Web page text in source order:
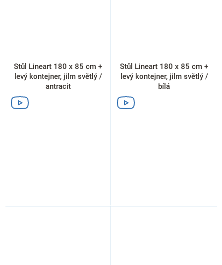
Stůl Lineart 180 x 85 cm +
levý kontejner, jilm světlý /
antracit
Stůl Lineart 180 x 85 cm +
levý kontejner, jilm světlý /
bílá